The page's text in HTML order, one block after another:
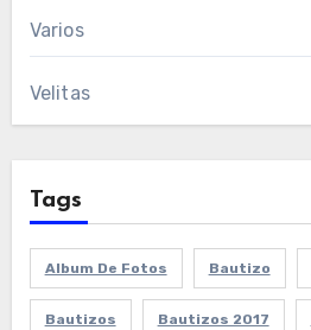
Varios
Velitas
Tags
Album De Fotos Bautizo
Bautizos Bautizos 2017